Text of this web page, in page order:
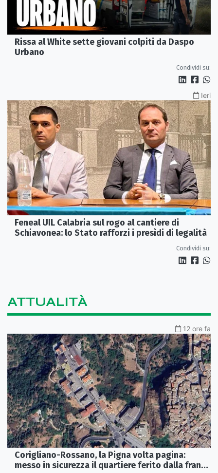
Rissa al White sette giovani colpiti da Daspo
Urbano
Condividi su:
Ieri
Feneal UIL Calabria sul rogo al cantiere di
Schiavonea: lo Stato rafforzi i presìdi di legalità
Condividi su:
ATTUALITÀ
12 ore fa
Corigliano-Rossano, la Pigna volta pagina:
messo in sicurezza il quartiere ferito dalla frana